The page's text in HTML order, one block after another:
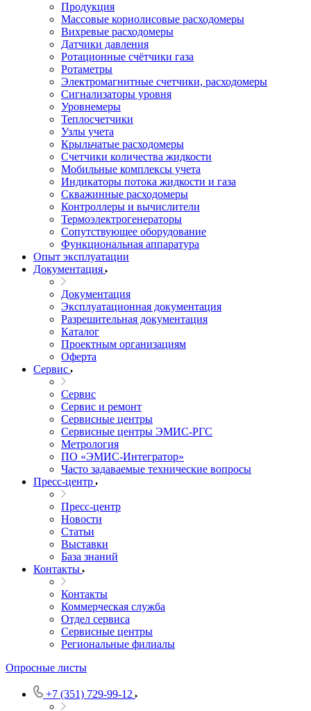
Продукция
Массовые кориолисовые расходомеры
Вихревые расходомеры
Датчики давления
Ротационные счётчики газа
Ротаметры
Электромагнитные счетчики, расходомеры
Сигнализаторы уровня
Уровнемеры
Теплосчетчики
Узлы учета
Крыльчатые расходомеры
Счетчики количества жидкости
Мобильные комплексы учета
Индикаторы потока жидкости и газа
Скважинные расходомеры
Контроллеры и вычислители
Термоэлектрогенераторы
Сопутствующее оборудование
Функциональная аппаратура
Опыт эксплуатации
Документация
Документация
Эксплуатационная документация
Разрешительная документация
Каталог
Проектным организациям
Оферта
Сервис
Сервис
Сервис и ремонт
Сервисные центры
Сервисные центры ЭМИС-РГС
Метрология
ПО «ЭМИС-Интегратор»
Часто задаваемые технические вопросы
Пресс-центр
Пресс-центр
Новости
Статьи
Выставки
База знаний
Контакты
Контакты
Коммерческая служба
Отдел сервиса
Сервисные центры
Региональные филиалы
Опросные листы
+7 (351) 729-99-12